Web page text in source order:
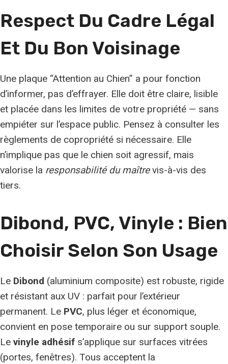
Respect Du Cadre Légal
Et Du Bon Voisinage
Une plaque “Attention au Chien” a pour fonction
d’informer, pas d’effrayer. Elle doit être claire, lisible
et placée dans les limites de votre propriété — sans
empiéter sur l’espace public. Pensez à consulter les
règlements de copropriété si nécessaire. Elle
n’implique pas que le chien soit agressif, mais
valorise la responsabilité du maîtrevis-à-vis des
tiers.
Dibond, PVC, Vinyle : Bien
Choisir Selon Son Usage
Le Dibond (aluminium composite) est robuste, rigide
et résistant aux UV : parfait pour l’extérieur
permanent. Le PVC, plus léger et économique,
convient en pose temporaire ou sur support souple.
Le vinyle adhésif s’applique sur surfaces vitrées
(portes, fenêtres). Tous acceptent la